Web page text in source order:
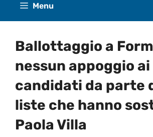
Menu
Ballottaggio a
nessun appoggio ai
candidati da parte
liste che hanno
Paola Villa